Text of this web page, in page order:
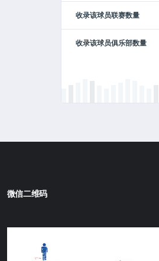
收录该球员联赛数量
收录该球员俱乐部数量
微信二维码